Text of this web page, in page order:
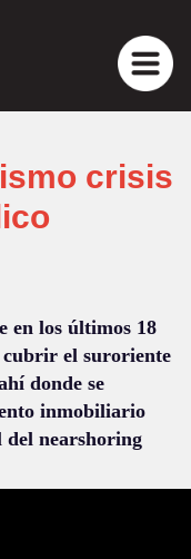
crisis
en los últimos 18
cubrir el suroriente
donde se
inmobiliario
del nearshoring